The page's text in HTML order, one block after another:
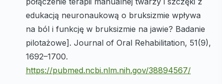
edukacją neuronaukową o bruksizmie wpływa
na ból i funkcję w bruksizmie na jawie? Badanie
pilotażowe]. Journal of Oral Rehabilitation, 51(9),
1692–1700.
https://pubmed.ncbi.nlm.nih.gov/38894567/